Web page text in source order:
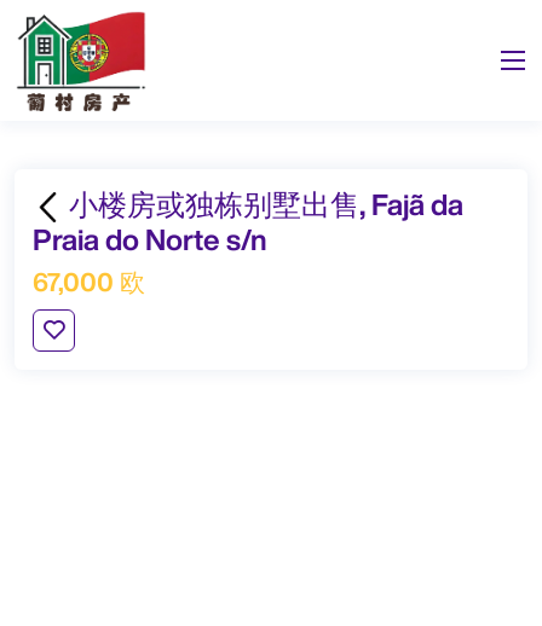
小楼房或独栋别墅出售, Fajã da
Praia do Norte s/n
67,000 欧